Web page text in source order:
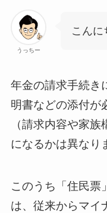
うっちー
こんに
年金の請求手続き
明書などの添付が
（請求内容や家
になるかは異なり
このうち「住民票
は、従来からマイ